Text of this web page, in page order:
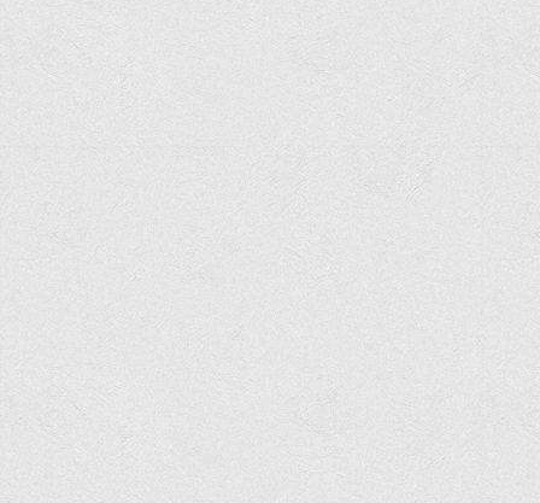
Порядок розрахунків за договорами
Положення про порядок розрахунків за договорами про
навчання(підготовку) громадян України
Перелік платних освітніх та інших послуг
Етичний кодекс здобувача вищої освіти
IP дайджест для студентів: про захист прав інтелектуальної
Система управління навчанням
Розклади, графіки
Розклад дзвінків